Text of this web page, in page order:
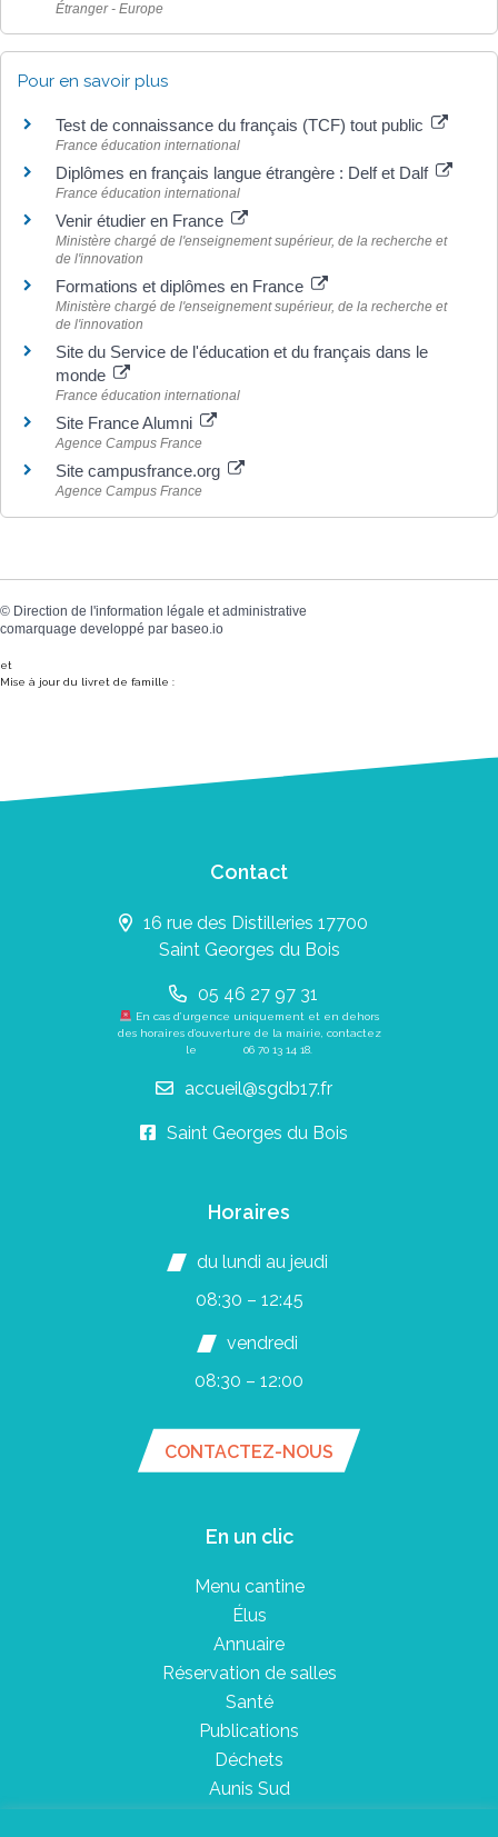
Étranger - Europe
Pour en savoir plus
Test de connaissance du français (TCF) tout public
France éducation international
Diplômes en français langue étrangère : Delf et Dalf
France éducation international
Venir étudier en France
Ministère chargé de l'enseignement supérieur, de la recherche et
de l'innovation
Formations et diplômes en France
Ministère chargé de l'enseignement supérieur, de la recherche et
de l'innovation
Site du Service de l'éducation et du français dans le
monde
France éducation international
Site France Alumni
Agence Campus France
Site campusfrance.org
Agence Campus France
© Direction de l'information légale et administrative
comarquage developpé par baseo.io
et
Mise à jour du livret de famille :
Contact
16 rue des Distilleries 17700
Saint Georges du Bois
05 46 27 97 31
En cas d’urgence uniquement et en dehors
des horaires d’ouverture de la mairie, contactez
le 06 70 13 14 18
accueil@sgdb17.fr
Saint Georges du Bois
Horaires
du lundi au jeudi
08:30 – 12:45
vendredi
08:30 – 12:00
CONTACTEZ-NOUS
En un clic
Menu cantine
Élus
Annuaire
Réservation de salles
Santé
Publications
Déchets
Aunis Sud